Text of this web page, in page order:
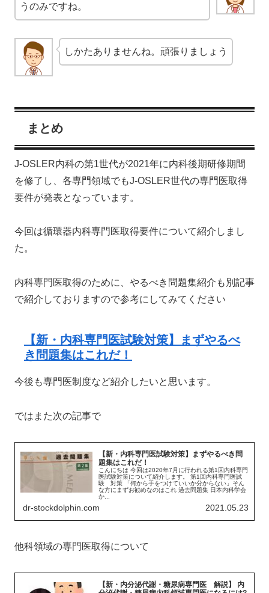
うのみですね。
しかたありませんね。頑張りましょう
まとめ
J-OSLER内科の第1世代が2021年に内科後期研修期間
を修了し、各専門領域でもJ-OSLER世代の専門医取得
要件が発表となっています。
今回は循環器内科専門医取得要件について紹介しまし
た。
内科専門医取得のために、やるべき問題集紹介も別記事
で紹介しておりますので参考にしてみてください
【新・内科専門医試験対策】まずやるべ
き問題集はこれだ！
今後も専門医制度など紹介したいと思います。
ではまた次の記事で
【新・内科専門医試験対策】まずやるべき問
題集はこれだ！
こんにちは 今回は2020年7月に行われる第1回内科専門
医試験対策について紹介します。 第1回内科専門医試
験 対策 「何から手をつけていいか分からない」そん
な方にまずお勧めなのはこれ 過去問題集 日本内科学会
か...
dr-stockdolphin.com 2021.05.23
他科領域の専門医取得について
【新・内分泌代謝・糖尿病専門医 解説】 内